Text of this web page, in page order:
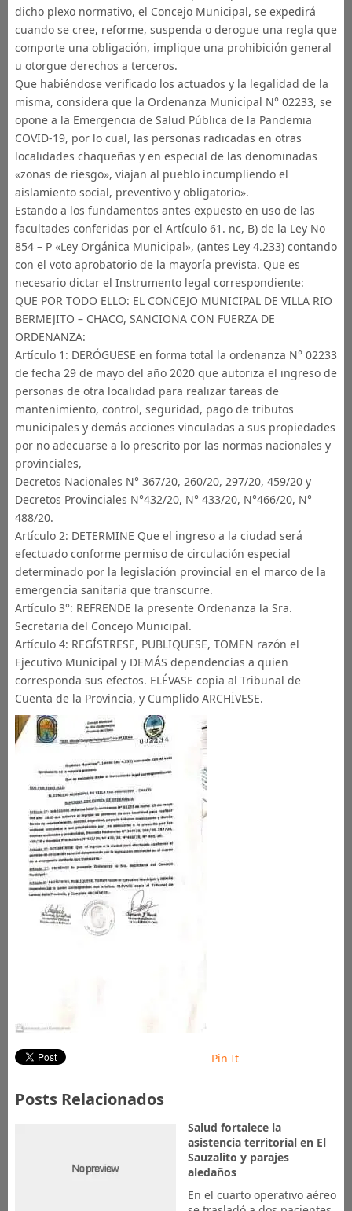
dicho plexo normativo, el Concejo Municipal, se expedirá
cuando se cree, reforme, suspenda o derogue una regla que
comporte una obligación, implique una prohibición general
u otorgue derechos a terceros.
Que habiéndose verificado los actuados y la legalidad de la
misma, considera que la Ordenanza Municipal N° 02233, se
opone a la Emergencia de Salud Pública de la Pandemia
COVID-19, por lo cual, las personas radicadas en otras
localidades chaqueñas y en especial de las denominadas
«zonas de riesgo», viajan al pueblo incumpliendo el
aislamiento social, preventivo y obligatorio».
Estando a los fundamentos antes expuesto en uso de las
facultades conferidas por el Artículo 61. nc, B) de la Ley No
854 – P «Ley Orgánica Municipal», (antes Ley 4.233) contando
con el voto aprobatorio de la mayoría prevista. Que es
necesario dictar el Instrumento legal correspondiente:
QUE POR TODO ELLO: EL CONCEJO MUNICIPAL DE VILLA RIO
BERMEJITO – CHACO, SANCIONA CON FUERZA DE
ORDENANZA:
Artículo 1: DERÓGUESE en forma total la ordenanza N° 02233
de fecha 29 de mayo del año 2020 que autoriza el ingreso de
personas de otra localidad para realizar tareas de
mantenimiento, control, seguridad, pago de tributos
municipales y demás acciones vinculadas a sus propiedades
por no adecuarse a lo prescrito por las normas nacionales y
provinciales,
Decretos Nacionales N° 367/20, 260/20, 297/20, 459/20 y
Decretos Provinciales N°432/20, N° 433/20, N°466/20, N°
488/20.
Artículo 2: DETERMINE Que el ingreso a la ciudad será
efectuado conforme permiso de circulación especial
determinado por la legislación provincial en el marco de la
emergencia sanitaria que transcurre.
Artículo 3°: REFRENDE la presente Ordenanza la Sra.
Secretaria del Concejo Municipal.
Artículo 4: REGÍSTRESE, PUBLIQUESE, TOMEN razón el
Ejecutivo Municipal y DEMÁS dependencias a quien
corresponda sus efectos. ELÉVASE copia al Tribunal de
Cuenta de la Provincia, y Cumplido ARCHİVESE.
Pin It
Posts Relacionados
Salud fortalece la
asistencia territorial en El
Sauzalito y parajes
aledaños
En el cuarto operativo aéreo